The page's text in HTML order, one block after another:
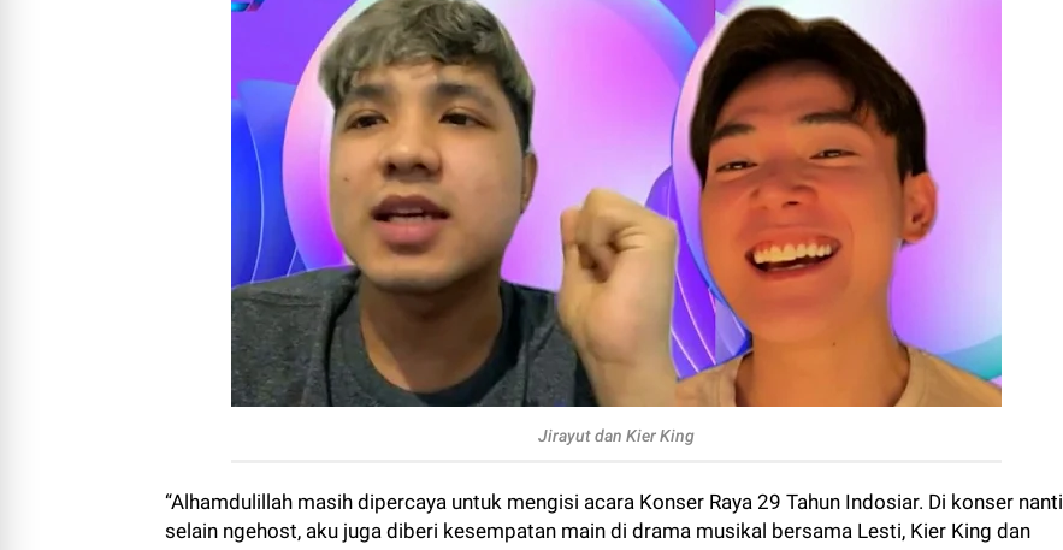
Jirayut dan Kier King
“Alhamdulillah masih dipercaya untuk mengisi acara Konser Raya 29 Tahun Indosiar. Di konser nanti
selain ngehost, aku juga diberi kesempatan main di drama musikal bersama Lesti, Kier King dan